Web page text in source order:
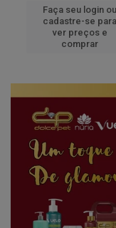
Faça seu login ou
cadastre-se para
ver preços e
comprar